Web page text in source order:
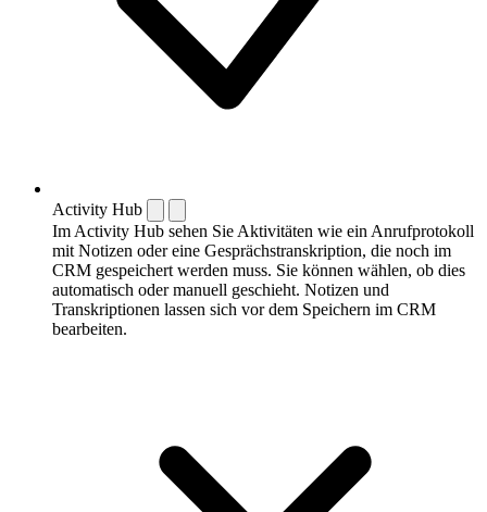
Activity Hub
Im Activity Hub sehen Sie Aktivitäten wie ein Anrufprotokoll
mit Notizen oder eine Gesprächstranskription, die noch im
CRM gespeichert werden muss. Sie können wählen, ob dies
automatisch oder manuell geschieht. Notizen und
Transkriptionen lassen sich vor dem Speichern im CRM
bearbeiten.